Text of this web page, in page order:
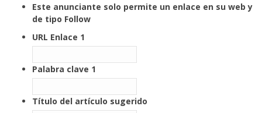
Este anunciante solo permite un enlace en su web y
de tipo Follow
URL Enlace 1
Palabra clave 1
Título del artículo sugerido